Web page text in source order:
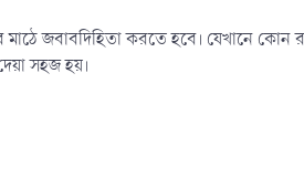
জবাবদিহিতা করতে হবে। যেখানে কোন
সহজ হয়।